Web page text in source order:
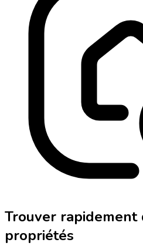
Trouver rapidement
propriétés